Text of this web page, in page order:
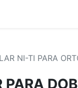
NI-TI PARA